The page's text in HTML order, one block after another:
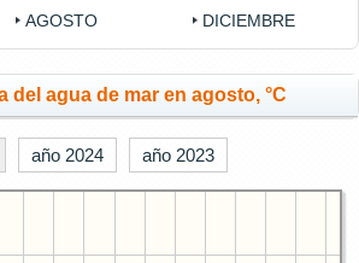
AGOSTO
DICIEMBRE
del agua de mar en agosto, °C
año 2024 año 2023